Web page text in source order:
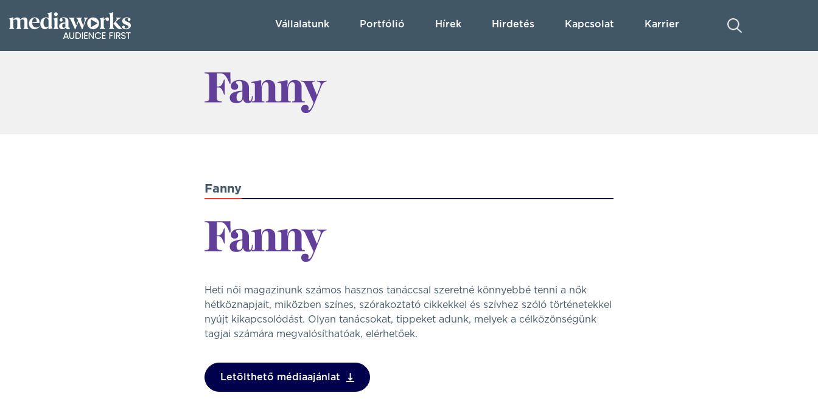
Vállalatunk Portfólió Hírek Hirdetés Kapcsolat Karrier
Fanny
Heti női magazinunk számos hasznos tanáccsal szeretné könnyebbé tenni a nők
hétköznapjait, miközben színes, szórakoztató cikkekkel és szívhez szóló történetekkel
nyújt kikapcsolódást. Olyan tanácsokat, tippeket adunk, melyek a célközönségünk
tagjai számára megvalósíthatóak, elérhetőek.
Letölthető médiaajánlat